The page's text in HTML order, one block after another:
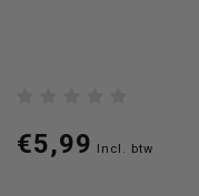
€5,99 Incl. btw